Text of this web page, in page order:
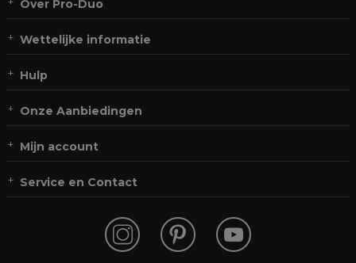
Over Pro-Duo
Wettelijke informatie
Hulp
Onze Aanbiedingen
Mijn account
Service en Contact